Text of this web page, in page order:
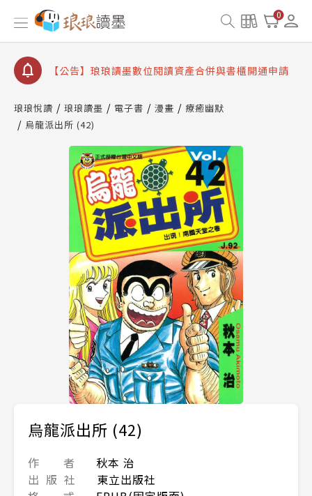
0
【公告】琅琅書店服務升級重要說明及資產合併結果
查詢
【公告】因 Readmoo 讀墨系統維護中，本站同步暫
【公告】琅琅讀墨數位閱讀資產合併與書櫃開通申請
【公告】琅琅讀墨 3 分鐘完成書櫃開通與資產合併申
請圖文教學
【公告】琅琅書店服務升級重要說明及資產合併結果
【公告】因 Readmoo 讀墨系統維護中，本站同步暫
停部分閱讀服務
琅琅悅讀 琅琅讀墨 電子書 漫畫
療癒幽默
烏龍派出所 (42)
烏龍派出所 (42)
作 者
秋本 治
出 版 社
東立出版社